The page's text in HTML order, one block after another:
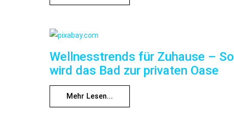
Wellnesstrends für Zuhause – So
wird das Bad zur privaten Oase
Mehr Lesen...